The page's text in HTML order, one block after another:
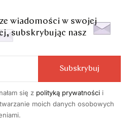
wiadomości w swojej
subskrybując nasz
się z polityką prywatności i
moich danych osobowych
Subskrybuj